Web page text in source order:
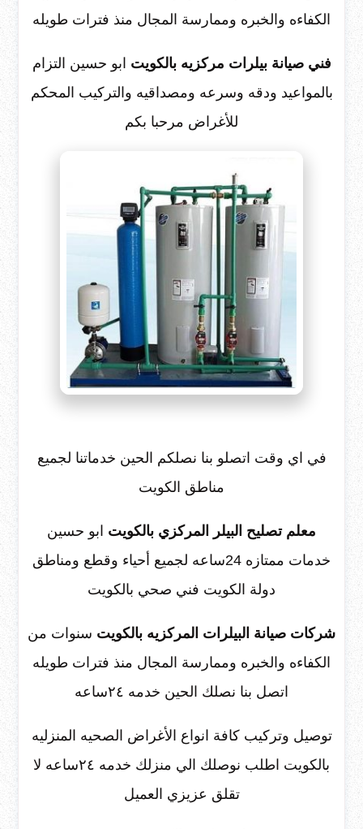
الكفاءه والخبره وممارسة المجال منذ فترات طويله
فني صيانة بيلرات مركزيه بالكويت ابو حسين التزام
بالمواعيد ودقه وسرعه ومصداقيه والتركيب المحكم
للأغراض مرحبا بكم
في اي وقت اتصلو بنا نصلكم الحين خدماتنا لجميع
مناطق الكويت
معلم تصليح البيلر المركزي بالكويت ابو حسين
خدمات ممتازه 24ساعه لجميع أحياء وقطع ومناطق
دولة الكويت فني صحي بالكويت
شركات صيانة البيلرات المركزيه بالكويت سنوات من
الكفاءه والخبره وممارسة المجال منذ فترات طويله
اتصل بنا نصلك الحين خدمه ٢٤ساعه
توصيل وتركيب كافة انواع الأغراض الصحيه المنزليه
بالكويت اطلب نوصلك الي منزلك خدمه ٢٤ساعه لا
تقلق عزيزي العميل